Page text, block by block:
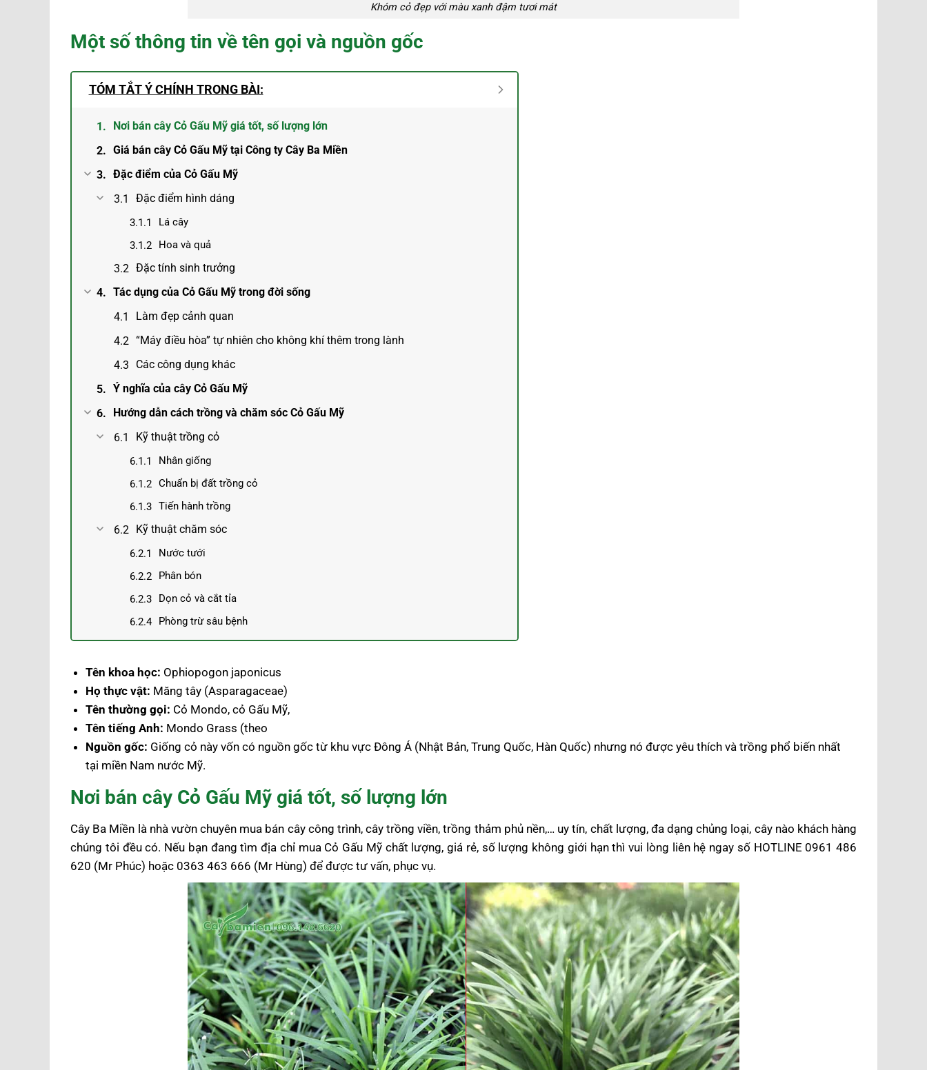
Khóm cỏ đẹp với màu xanh đậm tươi mát
Một số thông tin về tên gọi và nguồn gốc
TÓM TẮT Ý CHÍNH TRONG BÀI:
Nơi bán cây Cỏ Gấu Mỹ giá tốt, số lượng lớn
Giá bán cây Cỏ Gấu Mỹ tại Công ty Cây Ba Miền
Đặc điểm của Cỏ Gấu Mỹ
Đặc điểm hình dáng
Lá cây
Hoa và quả
Đặc tính sinh trưởng
Tác dụng của Cỏ Gấu Mỹ trong đời sống
Làm đẹp cảnh quan
“Máy điều hòa” tự nhiên cho không khí thêm trong lành
Các công dụng khác
Ý nghĩa của cây Cỏ Gấu Mỹ
Hướng dẫn cách trồng và chăm sóc Cỏ Gấu Mỹ
Kỹ thuật trồng cỏ
Nhân giống
Chuẩn bị đất trồng cỏ
Tiến hành trồng
Kỹ thuật chăm sóc
Nước tưới
Phân bón
Dọn cỏ và cắt tỉa
Phòng trừ sâu bệnh
Tên khoa học: Ophiopogon japonicus
Họ thực vật: Măng tây (Asparagaceae)
Tên thường gọi: Cỏ Mondo, cỏ Gấu Mỹ,
Tên tiếng Anh: Mondo Grass (theo
Nguồn gốc: Giống cỏ này vốn có nguồn gốc từ khu vực Đông Á (Nhật Bản, Trung Quốc, Hàn Quốc) nhưng nó được yêu thích và trồng phổ biến nhất
tại miền Nam nước Mỹ.
Nơi bán cây Cỏ Gấu Mỹ giá tốt, số lượng lớn
Cây Ba Miền là nhà vườn chuyên mua bán cây công trình, cây trồng viền, trồng thảm phủ nền,… uy tín, chất lượng, đa dạng chủng loại, cây nào khách hàng
chúng tôi đều có. Nếu bạn đang tìm địa chỉ mua Cỏ Gấu Mỹ chất lượng, giá rẻ, số lượng không giới hạn thì vui lòng liên hệ ngay số HOTLINE 0961 486
620 (Mr Phúc) hoặc 0363 463 666 (Mr Hùng) để được tư vấn, phục vụ.